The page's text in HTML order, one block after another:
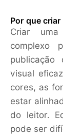
Por que
Criar
complexo
visual
cores, as
estar
do leitor.
pode ser